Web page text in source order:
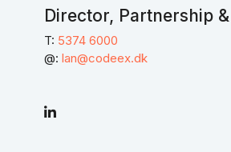
Director, Partnership
T: 5374 6000
@: lan@codeex.dk